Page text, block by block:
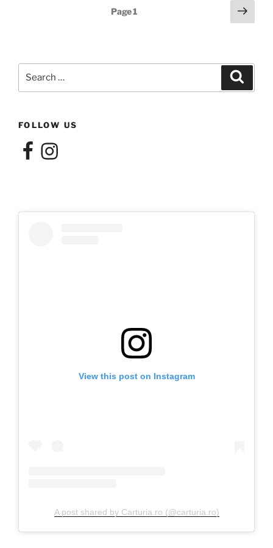
Page1
Next
page
FOLLOW US
FacebookInstagram
View this post on Instagram
A post shared by Carturia.ro (@carturia.ro)